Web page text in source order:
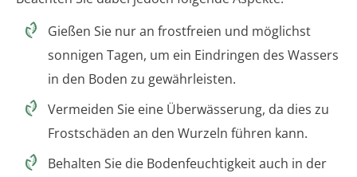
Gießen Sie nur an frostfreien und möglichst
sonnigen Tagen, um ein Eindringen des Wassers
in den Boden zu gewährleisten.
Vermeiden Sie eine Überwässerung, da dies zu
Frostschäden an den Wurzeln führen kann.
Behalten Sie die Bodenfeuchtigkeit auch in der